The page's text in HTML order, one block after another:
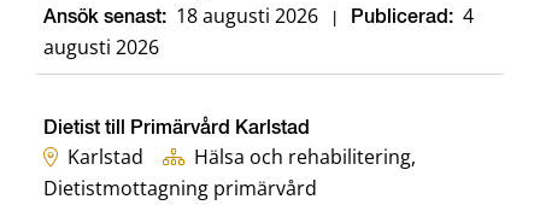
Ansök senast: 18 augusti 2026 Publicerad: 4
augusti 2026
Dietist till Primärvård Karlstad
Karlstad
Hälsa och rehabilitering,
Dietistmottagning primärvård